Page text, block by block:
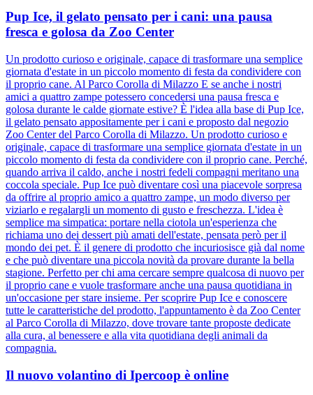
Pup Ice, il gelato pensato per i cani: una pausa
fresca e golosa da Zoo Center
Un prodotto curioso e originale, capace di trasformare una semplice
giornata d'estate in un piccolo momento di festa da condividere con
il proprio cane. Al Parco Corolla di Milazzo E se anche i nostri
amici a quattro zampe potessero concedersi una pausa fresca e
golosa durante le calde giornate estive? È l'idea alla base di Pup Ice,
il gelato pensato appositamente per i cani e proposto dal negozio
Zoo Center del Parco Corolla di Milazzo. Un prodotto curioso e
originale, capace di trasformare una semplice giornata d'estate in un
piccolo momento di festa da condividere con il proprio cane. Perché,
quando arriva il caldo, anche i nostri fedeli compagni meritano una
coccola speciale. Pup Ice può diventare così una piacevole sorpresa
da offrire al proprio amico a quattro zampe, un modo diverso per
viziarlo e regalargli un momento di gusto e freschezza. L'idea è
semplice ma simpatica: portare nella ciotola un'esperienza che
richiama uno dei dessert più amati dell'estate, pensata però per il
mondo dei pet. È il genere di prodotto che incuriosisce già dal nome
e che può diventare una piccola novità da provare durante la bella
stagione. Perfetto per chi ama cercare sempre qualcosa di nuovo per
il proprio cane e vuole trasformare anche una pausa quotidiana in
un'occasione per stare insieme. Per scoprire Pup Ice e conoscere
tutte le caratteristiche del prodotto, l'appuntamento è da Zoo Center
al Parco Corolla di Milazzo, dove trovare tante proposte dedicate
alla cura, al benessere e alla vita quotidiana degli animali da
compagnia.
Il nuovo volantino di Ipercoop è online